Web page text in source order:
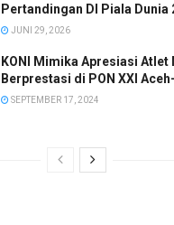
Pertandingan DI Piala Dunia
JUNI 29, 2026
KONI Mimika Apresiasi Atlet
Berprestasi di PON XXI
SEPTEMBER 17, 2024